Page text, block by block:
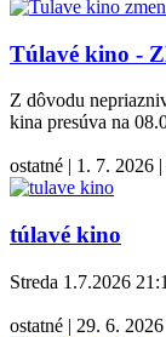
Túlavé kino -
Z dôvodu
kina presúva na
ostatné | 1. 7. 2026 |
túlavé kino
Streda 1.7.2026
ostatné | 29. 6. 2026